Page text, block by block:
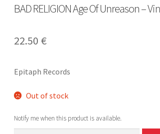
BAD RELIGION Age Of Unreason –
22.50 €
Epitaph Records
Out of stock
Notify me when this product is available.